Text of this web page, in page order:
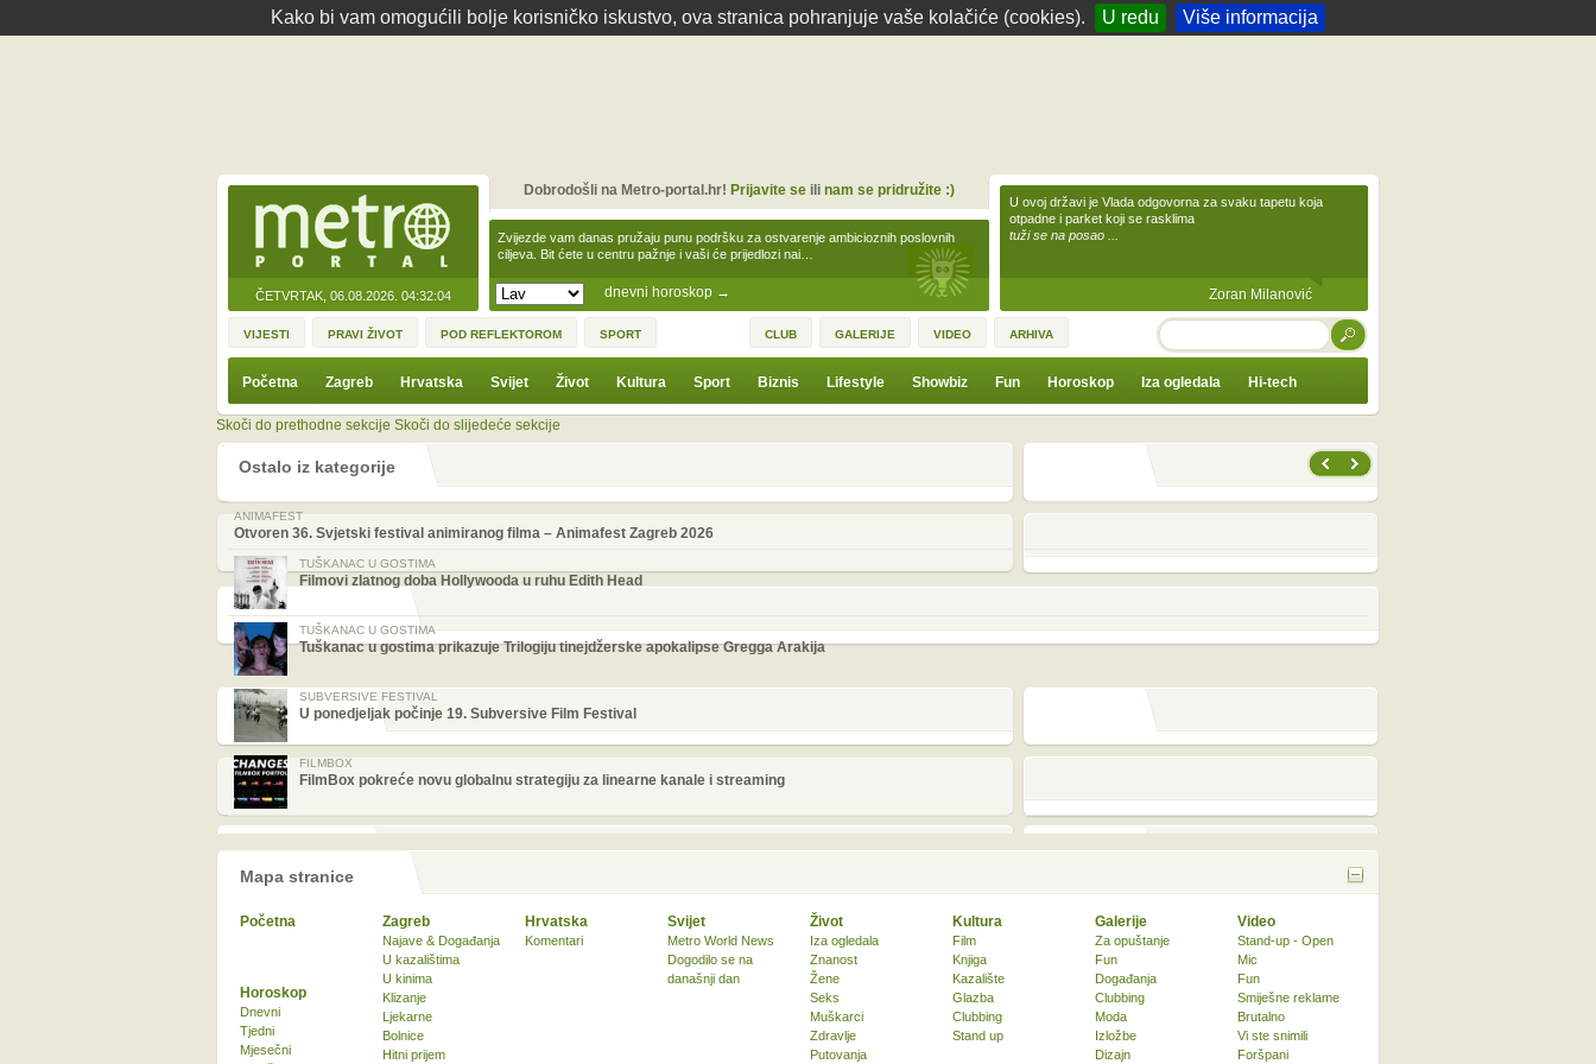
Kako bi vam omogućili bolje korisničko iskustvo, ova stranica pohranjuje vaše kolačiće (cookies). U redu Više informacija
ČETVRTAK, 06.08.2026. 04:32:04 dnevni horoskop →
Zvijezde vam danas pružaju punu podršku za ostvarenje ambicioznih poslovnih
ciljeva. Bit ćete u centru pažnje i vaši će prijedlozi nai…
Dobrodošli na Metro-portal.hr! Prijavite seili nam se pridružite :)
U ovoj državi je Vlada odgovorna za svaku tapetu koja
otpadne i parket koji se rasklima
tuži se na posao ...
Zoran Milanović
VIJESTI PRAVI ŽIVOT POD REFLEKTOROM SPORT CLUB GALERIJE VIDEO ARHIVA TRAŽI
Početna Zagreb Hrvatska Svijet Život Kultura Sport Biznis Lifestyle Showbiz Fun Horoskop Iza ogledala Hi-tech
Skoči do prethodne sekcije Skoči do slijedeće sekcije
Ostalo iz kategorije
ANIMAFEST
Otvoren 36. Svjetski festival animiranog filma – Animafest Zagreb 2026
TUŠKANAC U GOSTIMA
Filmovi zlatnog doba Hollywooda u ruhu Edith Head
TUŠKANAC U GOSTIMA
Tuškanac u gostima prikazuje Trilogiju tinejdžerske apokalipse Gregga Arakija
SUBVERSIVE FESTIVAL
U ponedjeljak počinje 19. Subversive Film Festival
FILMBOX
FilmBox pokreće novu globalnu strategiju za linearne kanale i streaming
Mapa stranice
Početna Zagreb
Najave & Događanja
U kazalištima
U kinima
Klizanje
Ljekarne
Bolnice
Hitni prijem
Hrvatska
Komentari
Svijet
Metro World News
Dogodilo se na
današnji dan
Život
Iza ogledala
Znanost
Žene
Seks
Muškarci
Zdravlje
Putovanja
Kultura
Film
Knjiga
Kazalište
Glazba
Clubbing
Stand up
Horoskop
Dnevni
Tjedni
Mjesečni
Galerije
Za opuštanje
Fun
Događanja
Clubbing
Moda
Izložbe
Dizajn
Video
Stand-up - Open
Mic
Fun
Smiješne reklame
Brutalno
Vi ste snimili
Foršpani